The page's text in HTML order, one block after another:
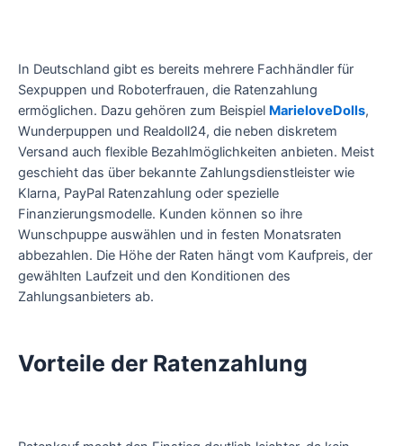
In Deutschland gibt es bereits mehrere Fachhändler für
Sexpuppen und Roboterfrauen, die Ratenzahlung
ermöglichen. Dazu gehören zum Beispiel MarieloveDolls,
Wunderpuppen und Realdoll24, die neben diskretem
Versand auch flexible Bezahlmöglichkeiten anbieten. Meist
geschieht das über bekannte Zahlungsdienstleister wie
Klarna, PayPal Ratenzahlung oder spezielle
Finanzierungsmodelle. Kunden können so ihre
Wunschpuppe auswählen und in festen Monatsraten
abbezahlen. Die Höhe der Raten hängt vom Kaufpreis, der
gewählten Laufzeit und den Konditionen des
Zahlungsanbieters ab.
Vorteile der Ratenzahlung